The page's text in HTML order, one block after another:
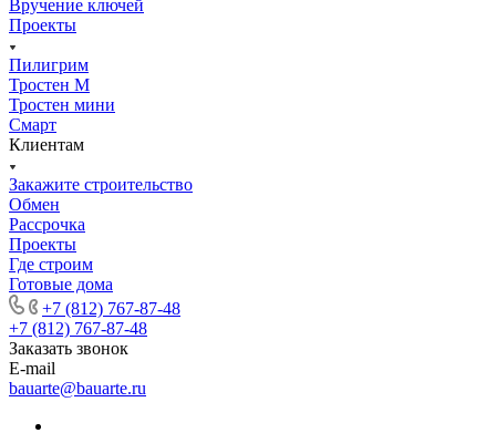
Вручение ключей
Проекты
Пилигрим
Тростен М
Тростен мини
Смарт
Клиентам
Закажите строительство
Обмен
Рассрочка
Проекты
Где строим
Готовые дома
+7 (812) 767-87-48
+7 (812) 767-87-48
Заказать звонок
E-mail
bauarte@bauarte.ru